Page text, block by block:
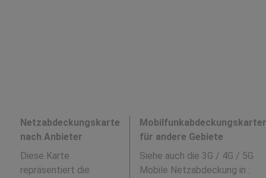
Netzabdeckungskarte
nach Anbieter
Diese Karte
repräsentiert die
für andere Gebiete
Siehe auch die 3G / 4G / 5G
Mobile Netzabdeckung in :